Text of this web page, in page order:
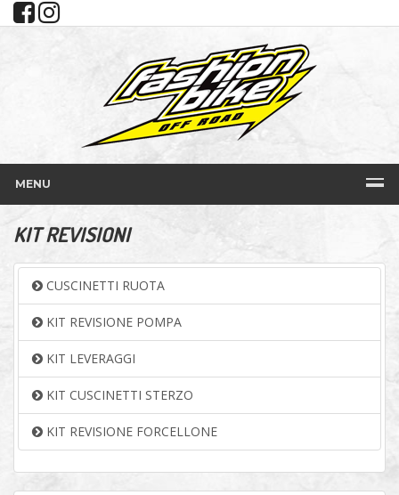
MENU
KIT REVISIONI
CUSCINETTI RUOTA
KIT REVISIONE POMPA
KIT LEVERAGGI
KIT CUSCINETTI STERZO
KIT REVISIONE FORCELLONE